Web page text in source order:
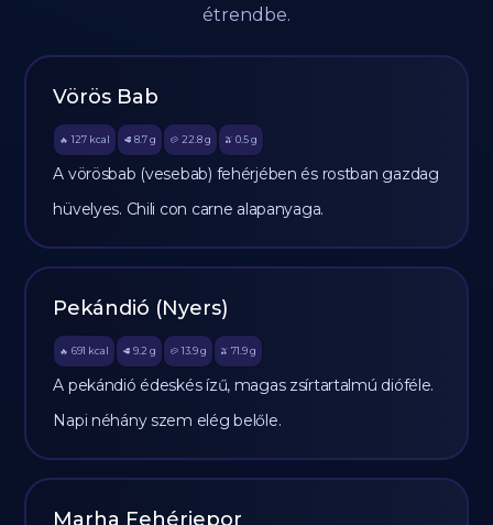
étrendbe.
Vörös Bab
🔥 127 kcal 🥩 8.7 g 🥔 22.8g 🫒 0.5 g
A vörösbab (vesebab) fehérjében és rostban gazdag
hüvelyes. Chili con carne alapanyaga.
Pekándió (Nyers)
🔥 691 kcal 🥩 9.2 g 🥔 13.9g 🫒 71.9 g
A pekándió édeskés ízű, magas zsírtartalmú dióféle.
Napi néhány szem elég belőle.
Marha Fehérjepor